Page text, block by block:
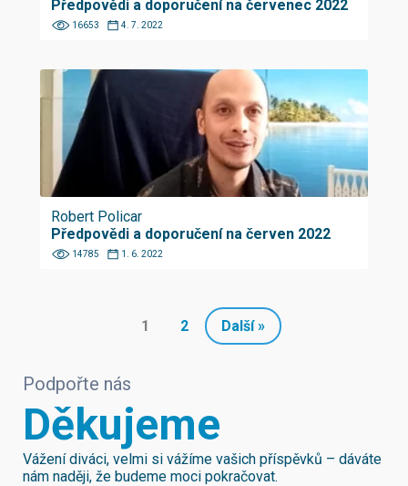
Předpovědi a doporučení na červenec 2022
16653 4. 7. 2022
Robert Policar
Předpovědi a doporučení na červen 2022
14785 1. 6. 2022
1 2 Další »
Podpořte nás
Děkujeme
Vážení diváci, velmi si vážíme vašich příspěvků – dáváte
nám naději, že budeme moci pokračovat.